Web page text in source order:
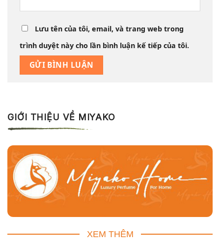
Lưu tên của tôi, email, và trang web trong
trình duyệt này cho lần bình luận kế tiếp của tôi.
GIỚI THIỆU VỀ MIYAKO
XEM THÊM